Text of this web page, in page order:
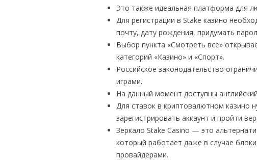
Это также идеальная платформа для
Для регистрации в Stake казино
почту, дату рождения, придумать
Выбор пункта «Смотреть все»
категорий «Казино» и «Спорт».
Российское законодательство
играми.
На данный момент доступны
Для ставок в криптовалютном казино
зарегистрировать аккаунт и пройти
Зеркало Stake Casino — это
который работает даже в случае
провайдерами.